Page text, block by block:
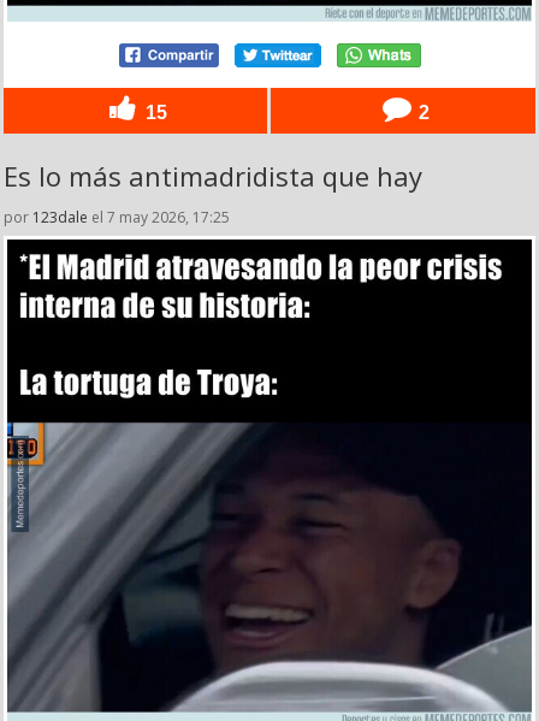
15 2
Es lo más antimadridista que hay
por 123dale el 7 may 2026, 17:25